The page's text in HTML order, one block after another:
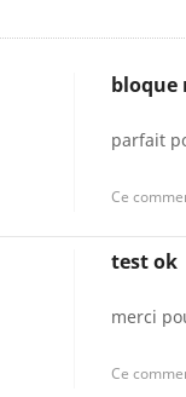
bloque
parfait
Ce
test ok
merci
Ce